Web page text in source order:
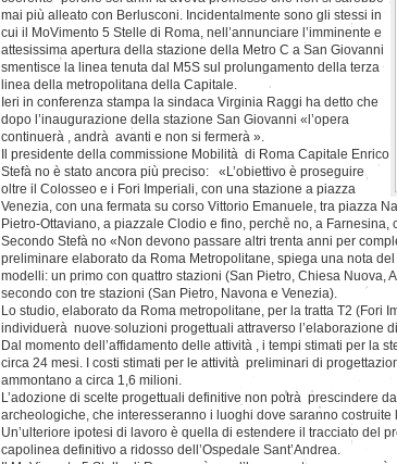
mai più alleato con Berlusconi. Incidentalmente sono gli stessi in
cui il MoVimento 5 Stelle di Roma, nell’annunciare l’imminente e
attesissima apertura della stazione della Metro C a San Giovanni
smentisce la linea tenuta dal M5S sul prolungamento della terza
linea della metropolitana della Capitale.
Ieri in conferenza stampa la sindaca Virginia Raggi ha detto che
dopo l’inaugurazione della stazione San Giovanni «l’opera
continuerà , andrà avanti e non si fermerà ».
Il presidente della commissione Mobilità di Roma Capitale Enrico
Stefà no è stato ancora più preciso: «L’obiettivo è proseguire
oltre il Colosseo e i Fori Imperiali, con una stazione a piazza
Venezia, con una fermata su corso Vittorio Emanuele, tra piazza
Pietro-Ottaviano, a piazzale Clodio e fino, perchè no, a
Secondo Stefà no «Non devono passare altri trenta anni per
preliminare elaborato da Roma Metropolitane, spiega una nota
modelli: un primo con quattro stazioni (San Pietro, Chiesa Nuova,
secondo con tre stazioni (San Pietro, Navona e Venezia).
Lo studio, elaborato da Roma metropolitane, per la tratta T2 (Fori
individuerà nuove soluzioni progettuali attraverso l’elaborazione
Dal momento dell’affidamento delle attività , i tempi stimati per la
circa 24 mesi. I costi stimati per le attività preliminari di
ammontano a circa 1,6 milioni.
L’adozione di scelte progettuali definitive non potrà prescindere
archeologiche, che interesseranno i luoghi dove saranno
Un’ulteriore ipotesi di lavoro è quella di estendere il tracciato del
capolinea definitivo a ridosso dell’Ospedale Sant’Andrea.